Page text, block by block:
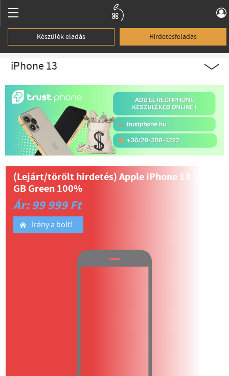
Készülék eladás Hirdetésfeladás
iPhone 13
(Lejárt/törölt hirdetés)Apple iPhone 13 128
GB Green 100%
Ár: 99 999 Ft
Irány a bolt!